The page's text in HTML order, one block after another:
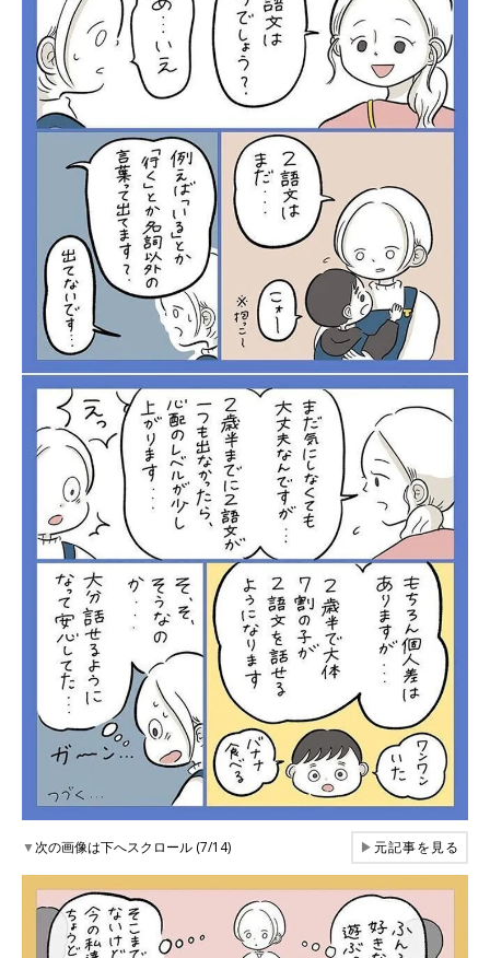
▼次の画像は下へスクロール (7/14) ▶元記事を見る